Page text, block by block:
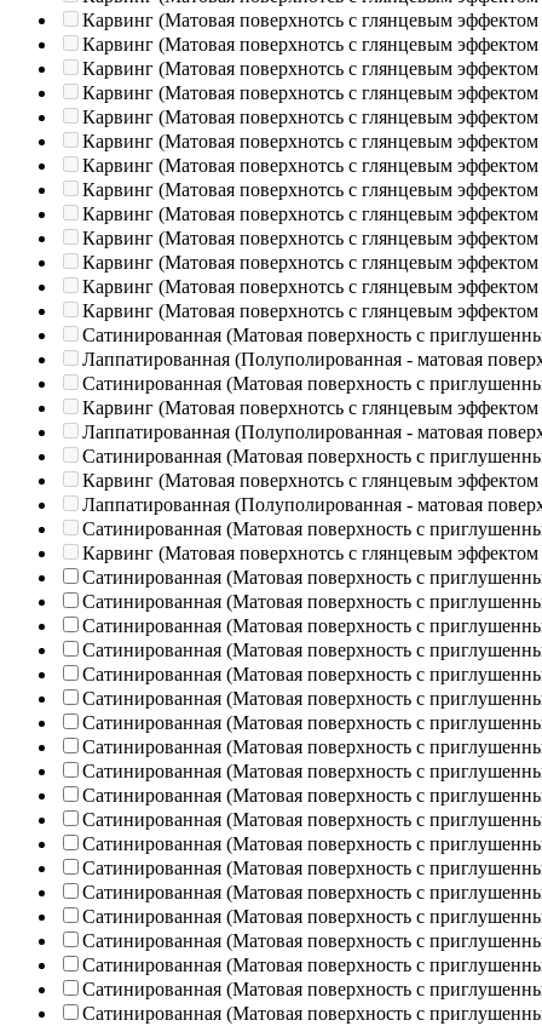
Карвинг (Матовая поверхнотсь с глянцевым эффектом
Карвинг (Матовая поверхнотсь с глянцевым эффектом
Карвинг (Матовая поверхнотсь с глянцевым эффектом
Карвинг (Матовая поверхнотсь с глянцевым эффектом
Карвинг (Матовая поверхнотсь с глянцевым эффектом
Карвинг (Матовая поверхнотсь с глянцевым эффектом
Карвинг (Матовая поверхнотсь с глянцевым эффектом
Карвинг (Матовая поверхнотсь с глянцевым эффектом
Карвинг (Матовая поверхнотсь с глянцевым эффектом
Карвинг (Матовая поверхнотсь с глянцевым эффектом
Карвинг (Матовая поверхнотсь с глянцевым эффектом
Карвинг (Матовая поверхнотсь с глянцевым эффектом
Карвинг (Матовая поверхнотсь с глянцевым эффектом
Сатинированная (Матовая поверхность с
Лаппатированная (Полуполированная - матовая
Сатинированная (Матовая поверхность с
Карвинг (Матовая поверхнотсь с глянцевым эффектом
Лаппатированная (Полуполированная - матовая
Сатинированная (Матовая поверхность с
Карвинг (Матовая поверхнотсь с глянцевым эффектом
Лаппатированная (Полуполированная - матовая
Сатинированная (Матовая поверхность с
Карвинг (Матовая поверхнотсь с глянцевым эффектом
Сатинированная (Матовая поверхность с
Сатинированная (Матовая поверхность с
Сатинированная (Матовая поверхность с
Сатинированная (Матовая поверхность с
Сатинированная (Матовая поверхность с
Сатинированная (Матовая поверхность с
Сатинированная (Матовая поверхность с
Сатинированная (Матовая поверхность с
Сатинированная (Матовая поверхность с
Сатинированная (Матовая поверхность с
Сатинированная (Матовая поверхность с
Сатинированная (Матовая поверхность с
Сатинированная (Матовая поверхность с
Сатинированная (Матовая поверхность с
Сатинированная (Матовая поверхность с
Сатинированная (Матовая поверхность с
Сатинированная (Матовая поверхность с
Сатинированная (Матовая поверхность с
Сатинированная (Матовая поверхность с